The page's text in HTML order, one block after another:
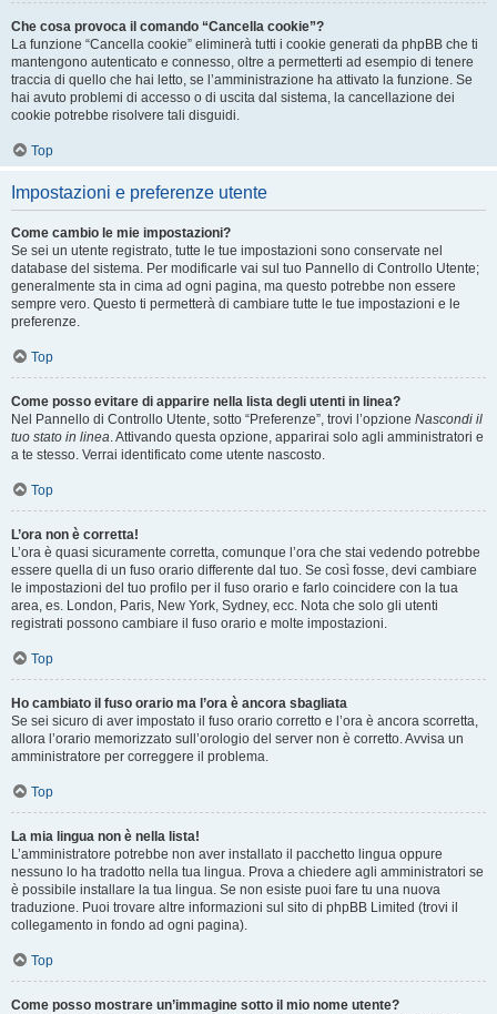
Che cosa provoca il comando “Cancella cookie”?
La funzione “Cancella cookie” eliminerà tutti i cookie generati da phpBB che ti
mantengono autenticato e connesso, oltre a permetterti ad esempio di tenere
traccia di quello che hai letto, se l’amministrazione ha attivato la funzione. Se
hai avuto problemi di accesso o di uscita dal sistema, la cancellazione dei
cookie potrebbe risolvere tali disguidi.
Top
Impostazioni e preferenze utente
Come cambio le mie impostazioni?
Se sei un utente registrato, tutte le tue impostazioni sono conservate nel
database del sistema. Per modificarle vai sul tuo Pannello di Controllo Utente;
generalmente sta in cima ad ogni pagina, ma questo potrebbe non essere
sempre vero. Questo ti permetterà di cambiare tutte le tue impostazioni e le
preferenze.
Top
Come posso evitare di apparire nella lista degli utenti in linea?
Nel Pannello di Controllo Utente, sotto “Preferenze”, trovi l’opzione Nascondi il
tuo stato in linea. Attivando questa opzione, apparirai solo agli amministratori e
a te stesso. Verrai identificato come utente nascosto.
Top
L’ora non è corretta!
L’ora è quasi sicuramente corretta, comunque l’ora che stai vedendo potrebbe
essere quella di un fuso orario differente dal tuo. Se così fosse, devi cambiare
le impostazioni del tuo profilo per il fuso orario e farlo coincidere con la tua
area, es. London, Paris, New York, Sydney, ecc. Nota che solo gli utenti
registrati possono cambiare il fuso orario e molte impostazioni.
Top
Ho cambiato il fuso orario ma l’ora è ancora sbagliata
Se sei sicuro di aver impostato il fuso orario corretto e l’ora è ancora scorretta,
allora l’orario memorizzato sull’orologio del server non è corretto. Avvisa un
amministratore per correggere il problema.
Top
La mia lingua non è nella lista!
L’amministratore potrebbe non aver installato il pacchetto lingua oppure
nessuno lo ha tradotto nella tua lingua. Prova a chiedere agli amministratori se
è possibile installare la tua lingua. Se non esiste puoi fare tu una nuova
traduzione. Puoi trovare altre informazioni sul sito di phpBB Limited (trovi il
collegamento in fondo ad ogni pagina).
Top
Come posso mostrare un’immagine sotto il mio nome utente?